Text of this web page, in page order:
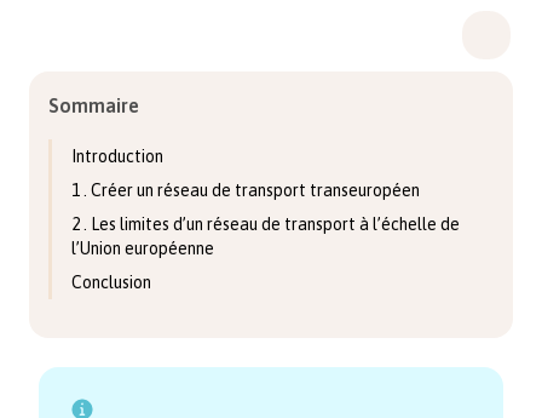
Sommaire
Introduction
1 . Créer un réseau de transport transeuropéen
2 . Les limites d’un réseau de transport à l’échelle de
l’Union européenne
Conclusion